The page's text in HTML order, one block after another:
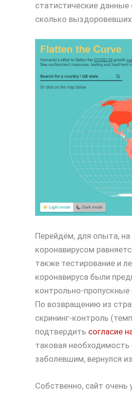
статистические данные
сколько
Перейдём, для опыта,
коронавирусом
также тестирование и
коронавируса были
контрольно-
По возвращению из
скрининг-контроль
подтвердить согласие
таковая
заболевшим, вернулся
Собственно, сайт очень